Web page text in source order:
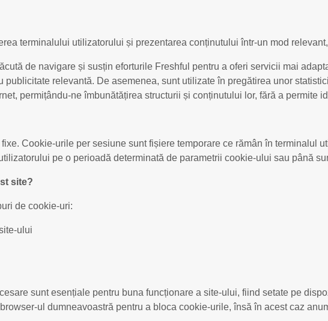
terminalului utilizatorului și prezentarea conținutului într-un mod
de navigare și susțin eforturile Freshful pentru a oferi servicii mai
relevantă. De asemenea, sunt utilizate în pregătirea unor
permițându-ne îmbunătățirea structurii și conținutului lor, fără a permite
Cookie-urile per sesiune sunt fișiere temporare ce rămân în terminalul
pe o perioadă determinată de parametrii cookie-ului sau până
site?
de cookie-uri:
ului
sunt esențiale pentru buna funcționare a site-ului, fiind setate pe
ul dumneavoastră pentru a bloca cookie-urile, însă în acest caz